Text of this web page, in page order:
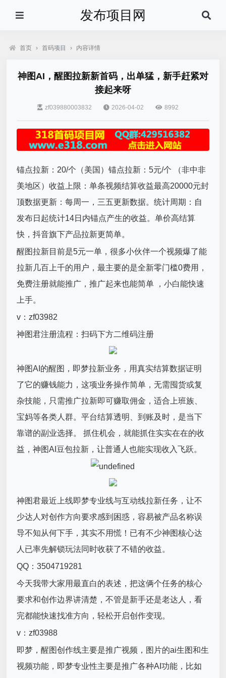
发布项目网
首页 › 首码项目 › 内容详情
神图AI，醒图拉新新首码，出单猛，新手赶紧对
接起来呀
zf039880003832 2026-04-02 8992
锚点拉新：20/个（美国）锚点拉新：5元/个 （非中非
美地区）收益上限：单条视频结算收益最高20000元封
顶数据更新：每周一，三五更新数据。统计周期：自
发布日起统计14日内锚点产生的收益。单价高结算
快，抖音旗下产品拉新更简单。
醒图拉新目前是5元一单，很多小伙伴一个视频爆了能
拉新几百上千的用户，最主要的是全新零门槛0费用，
免费注册就能推广，推广起来也能简单 ，小白能快速
上手。
v：zf03982
神图君注册流程：扫码下方二维码注册
神图AI的醒图，即梦拉新业务，用真实结算数据证明
了它的赚钱能力，这项业务操作简单，无需囤货或复
杂技能，只需推广拉新即可赚取佣金，适合上班族、
宝妈等各类人群。平台结算透明、到账及时，是当下
靠谱的副业选择。 抓住机会，就能抓住实实在在的收
益，神图AI豆包拉新，让普通人也能实现收入飞跃。
神图君最近上线即梦专业线与互动线拉新任务，让不
少达人对创作方向要求感到困惑，容易被产品名称误
导不知从何下手，其实不用慌！已有不少神图核心达
人已率先解锁玩法同时收获了不错的收益。
QQ：3504719281
今天我带大家用最直白的表述，把这俩个任务的核心
要求和创作边界讲清楚，不管是新手还是老达人，看
完都能快速找准方向，轻松开启创作变现。
v：zf03988
即梦，醒图创作线主要是推广视频，图片的ai生图和生
视频功能，即梦专业性主要是推广各种AI功能，比如